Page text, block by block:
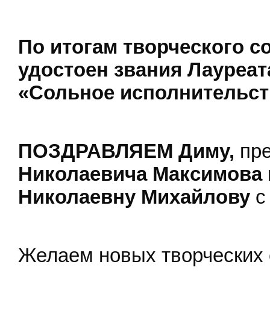
По итогам творческого
удостоен звания
«Сольное
ПОЗДРАВЛЯЕМ Диму,
Николаевича Максимова
Николаевну Михайлову
Желаем новых